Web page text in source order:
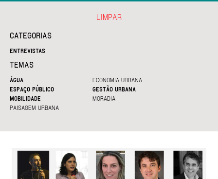
CATEGORIAS
ENTREVISTAS
TEMAS
ÁGUA
ECONOMIA URBANA
ESPAÇO PÚBLICO
GESTÃO URBANA
MOBILIDADE
MORADIA
PAISAGEM URBANA
LIMPAR